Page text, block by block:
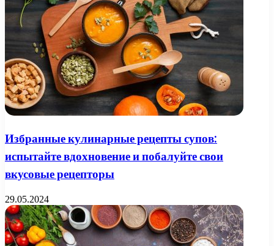
Избранные кулинарные рецепты супов:
испытайте вдохновение и побалуйте свои
вкусовые рецепторы
29.05.2024